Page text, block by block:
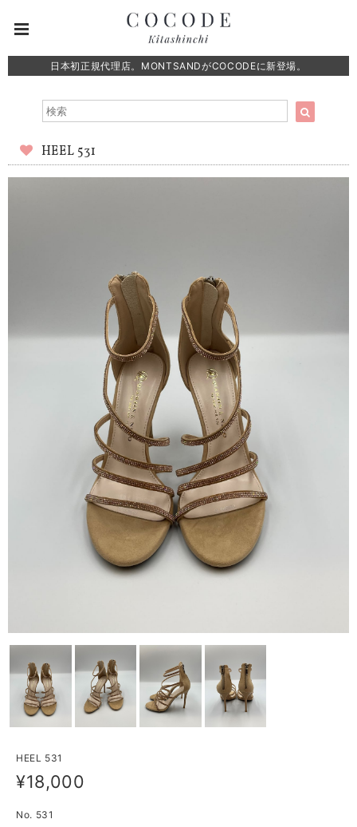
日本初正規代理店。MONTSANDがCOCODEに新登場。
HEEL 531
HEEL 531
¥18,000
No. 531